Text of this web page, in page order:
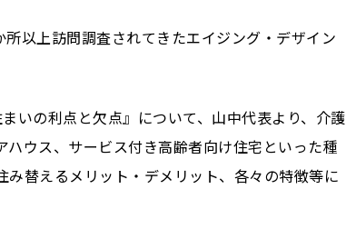
以上訪問調査されてきたエイジング・デザイン
いの利点と欠点』について、山中代表より、介護
ウス、サービス付き高齢者向け住宅といった種
替えるメリット・デメリット、各々の特徴等に